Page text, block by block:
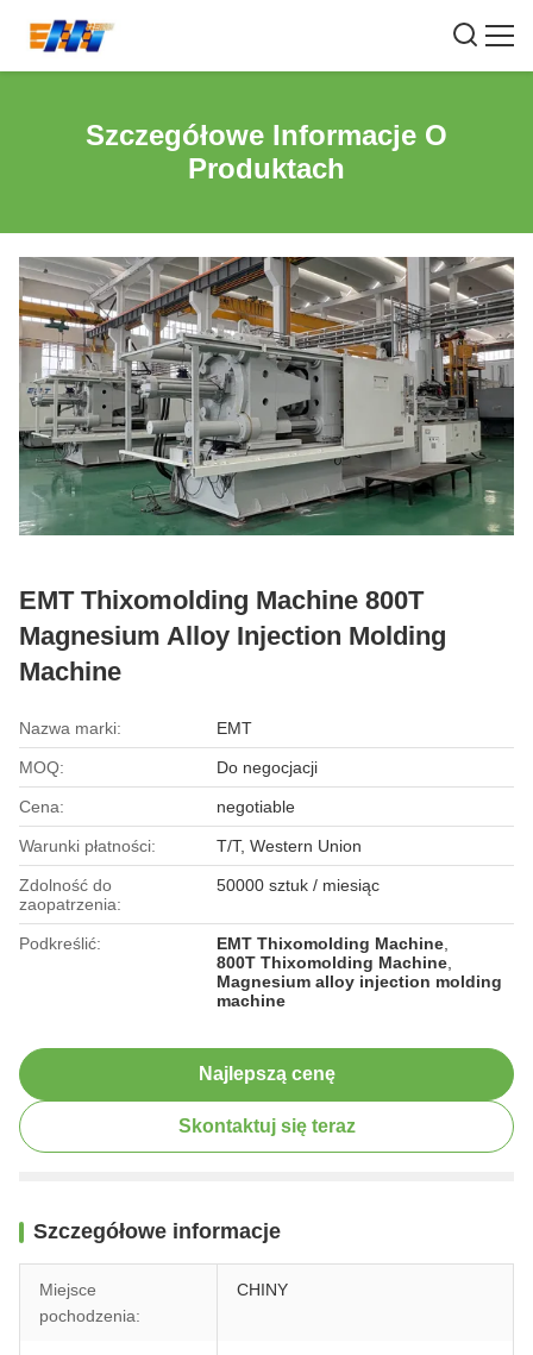
Szczegółowe Informacje O
Produktach
EMT Thixomolding Machine 800T
Magnesium Alloy Injection Molding
Machine
Nazwa marki: EMT
MOQ: Do negocjacji
Cena: negotiable
Warunki płatności: T/T, Western Union
Zdolność do
zaopatrzenia:
50000 sztuk / miesiąc
Podkreślić: EMT Thixomolding Machine
800T Thixomolding Machine
Magnesium alloy injection molding
machine
Najlepszą cenę
Skontaktuj się teraz
Szczegółowe informacje
Miejsce
pochodzenia:
CHINY